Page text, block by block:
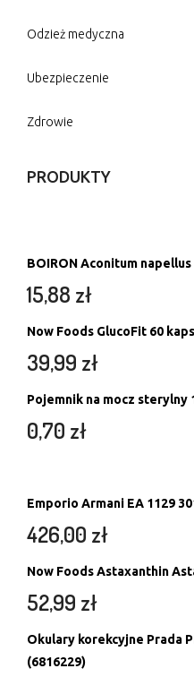
Odzież medyczna
Ubezpieczenie
Zdrowie
PRODUKTY
BOIRON Aconitum
15,88 zł
Now Foods GlucoFit 60
39,99 zł
Pojemnik na mocz sterylny
0,70 zł
Emporio Armani EA 1129
426,00 zł
Now Foods Astaxanthin
52,99 zł
Okulary korekcyjne Prada
(6816229)